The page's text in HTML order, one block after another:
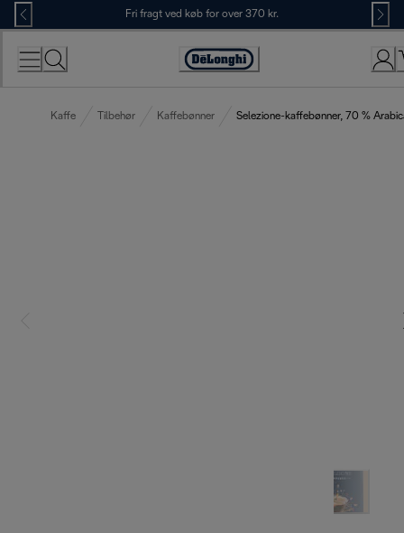
Skip
to
Content
Fri fragt ved køb for over 370 kr.
Accessibility
Kaffe Tilbehør Kaffebønner Selezione-kaffebønner, 70 %